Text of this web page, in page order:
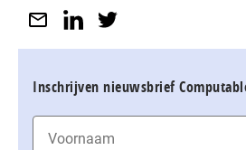
Inschrijven nieuwsbrief